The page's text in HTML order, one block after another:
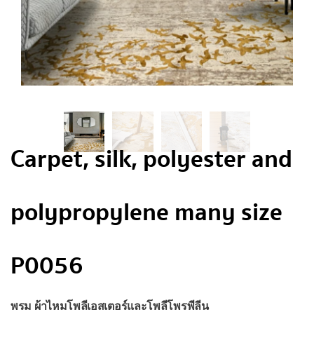
Carpet, silk, polyester and
polypropylene many size
P0056
พรม ผ้าไหมโพลีเอสเตอร์และโพลีโพรพีลีน